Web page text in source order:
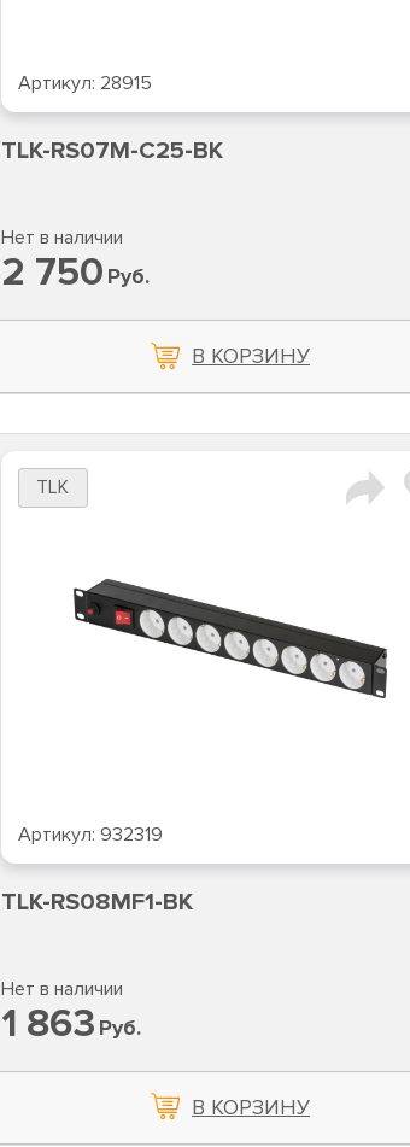
Артикул: 28915
TLK-RS07M-C25-BK
Нет в наличии
2 750 Руб.
В КОРЗИНУ
TLK
Артикул: 932319
TLK-RS08MF1-BK
Нет в наличии
1 863 Руб.
В КОРЗИНУ